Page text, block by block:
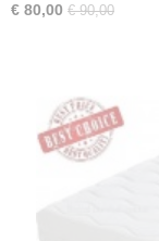
€ 80,00 € 90,00